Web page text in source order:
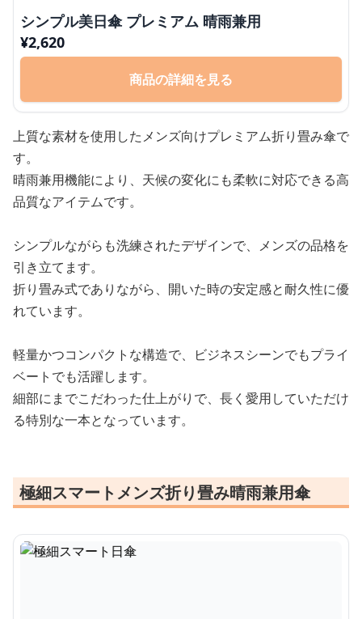
シンプル美日傘 プレミアム 晴雨兼用
¥2,620
商品の詳細を見る
上質な素材を使用したメンズ向けプレミアム折り畳み傘で
す。
晴雨兼用機能により、天候の変化にも柔軟に対応できる高
品質なアイテムです。
シンプルながらも洗練されたデザインで、メンズの品格を
引き立てます。
折り畳み式でありながら、開いた時の安定感と耐久性に優
れています。
軽量かつコンパクトな構造で、ビジネスシーンでもプライ
ベートでも活躍します。
細部にまでこだわった仕上がりで、長く愛用していただけ
る特別な一本となっています。
極細スマートメンズ折り畳み晴雨兼用傘